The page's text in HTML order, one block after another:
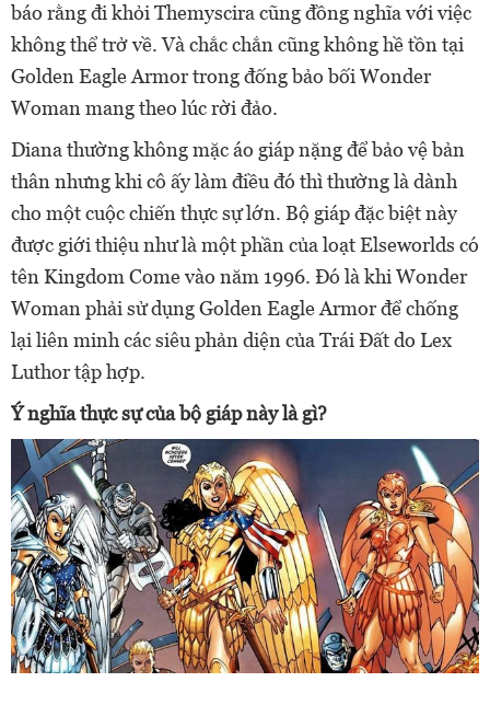
báo rằng đi khỏi Themyscira cũng đồng nghĩa với việc
không thể trở về. Và chắc chắn cũng không hề tồn tại
Golden Eagle Armor trong đống bảo bối Wonder
Woman mang theo lúc rời đảo.
Diana thường không mặc áo giáp nặng để bảo vệ bản
thân nhưng khi cô ấy làm điều đó thì thường là dành
cho một cuộc chiến thực sự lớn. Bộ giáp đặc biệt này
được giới thiệu như là một phần của loạt Elseworlds có
tên Kingdom Come vào năm 1996. Đó là khi Wonder
Woman phải sử dụng Golden Eagle Armor để chống
lại liên minh các siêu phản diện của Trái Đất do Lex
Luthor tập hợp.
Ý nghĩa thực sự của bộ giáp này là gì?